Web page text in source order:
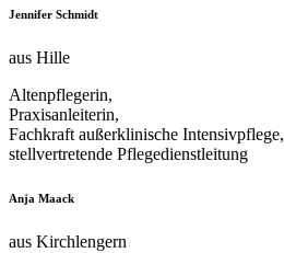
Jennifer Schmidt
aus Hille
Altenpflegerin,
Praxisanleiterin,
Fachkraft außerklinische Intensivpflege,
stellvertretende Pflegedienstleitung
Anja Maack
aus Kirchlengern